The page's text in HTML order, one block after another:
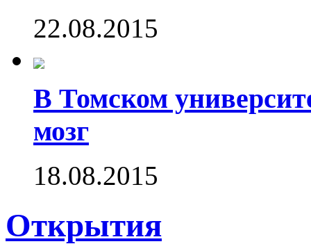
22.08.2015
В Томском
мозг
18.08.2015
Открытия